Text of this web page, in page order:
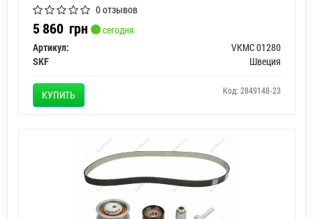
0 отзывов
5 860 грн
сегодня
Артикул:
VKMC 01280
SKF
Швеция
КУПИТЬ Код: 2849148-23